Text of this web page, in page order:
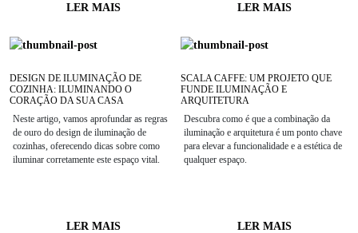
LER MAIS LER MAIS
DESIGN DE ILUMINAÇÃO DE
COZINHA: ILUMINANDO O
CORAÇÃO DA SUA CASA
Neste artigo, vamos aprofundar as regras
de ouro do design de iluminação de
cozinhas, oferecendo dicas sobre como
iluminar corretamente este espaço vital.
LER MAIS
SCALA CAFFE: UM PROJETO QUE
FUNDE ILUMINAÇÃO E
ARQUITETURA
Descubra como é que a combinação da
iluminação e arquitetura é um ponto chave
para elevar a funcionalidade e a estética de
qualquer espaço.
LER MAIS